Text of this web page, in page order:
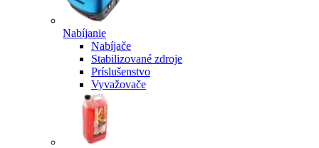
Nabíjanie
Nabíjače
Stabilizované zdroje
Príslušenstvo
Vyvažovače